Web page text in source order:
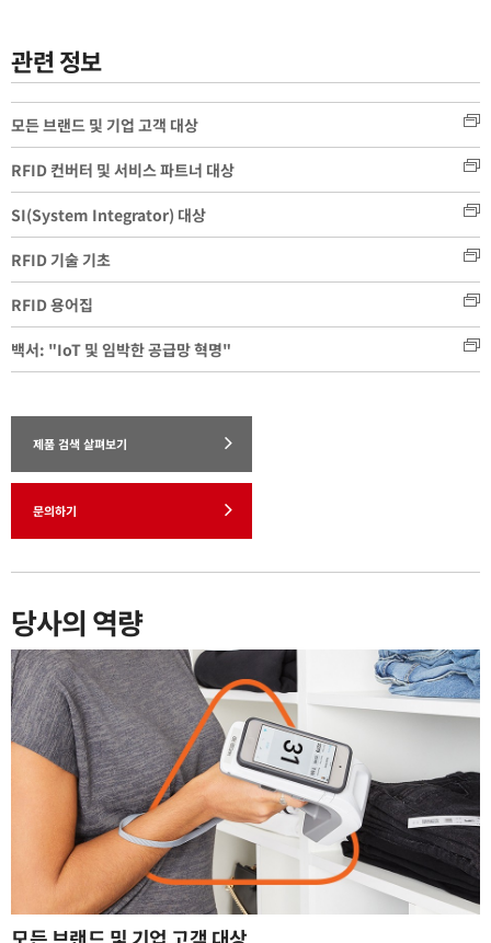
관련 정보
모든 브랜드 및 기업 고객 대상
RFID 컨버터 및 서비스 파트너 대상
SI(System Integrator) 대상
RFID 기술 기초
RFID 용어집
백서: "IoT 및 임박한 공급망 혁명"
제품 검색 살펴보기
문의하기
당사의 역량